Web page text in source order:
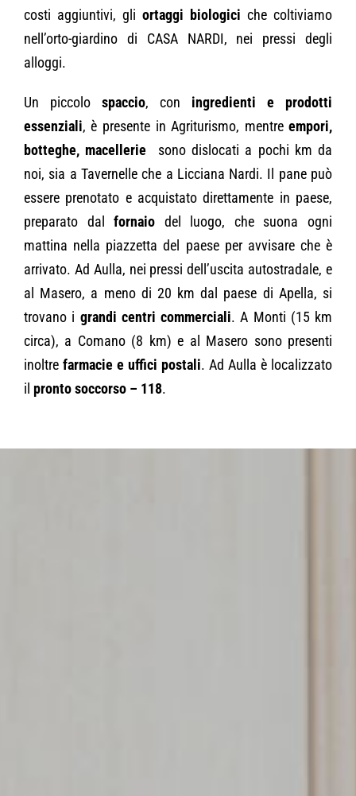
costi aggiuntivi, gli ortaggi biologici che coltiviamo
nell’orto-giardino di CASA NARDI, nei pressi degli
alloggi.
Un piccolo spaccio, con ingredienti e prodotti
essenziali, è presente in Agriturismo, mentreempori,
botteghe, macellerie sono dislocati a pochi km da
noi, sia a Tavernelle che a Licciana Nardi. Il pane può
essere prenotato e acquistato direttamente in paese,
preparato dalfornaio del luogo, che suona ogni
mattina nella piazzetta del paese per avvisare che è
arrivato. Ad Aulla, nei pressi dell’uscita autostradale, e
al Masero, a meno di 20 km dal paese di Apella, si
trovano i grandi centri commerciali. A Monti (15 km
circa), a Comano (8 km) e al Masero sono presenti
inoltre farmacie e uffici postali. Ad Aulla è localizzato
il pronto soccorso – 118.